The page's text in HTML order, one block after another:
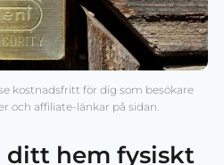
kostnadsfritt för dig som besökare
och affiliate-länkar på sidan.
ditt hem fysiskt